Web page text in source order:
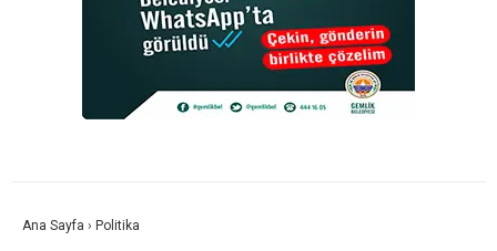
Ana Sayfa › Politika